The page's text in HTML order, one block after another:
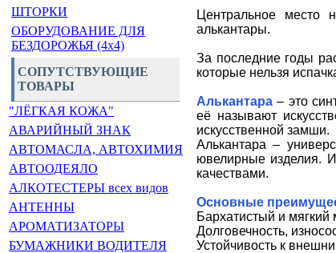
ШТОРКИ
ОБОРУДОВАНИЕ ДЛЯ
БЕЗДОРОЖЬЯ (4x4)
СОПУТСТВУЮЩИЕ
ТОВАРЫ
"ЛЁГКАЯ КОЖА"
АВАРИЙНЫЙ ЗНАК
АВТОМАСЛА, АВТОХИМИЯ
АВТООДЕЯЛО
АЛКОТЕСТЕРЫ всех видов
АНТЕННЫ
АРОМАТИЗАТОРЫ
БУМАЖНИКИ ВОДИТЕЛЯ
Центральное место
алькантары.
За последние годы
которые нельзя
Алькантара – это
её называют
искусственной замши.
Алькантара –
ювелирные изделия.
качествами.
Основные
Бархатистый и
Долговечность,
Устойчивость к